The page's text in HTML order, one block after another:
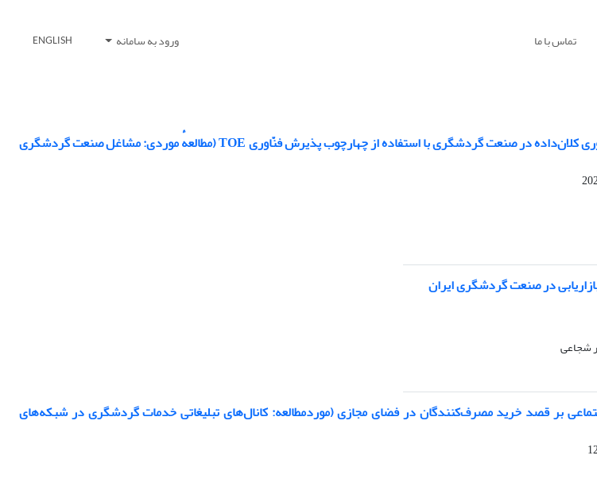
تماس با ما ورود به سامانه ENGLISH
بررسی تأثیر عوامل مؤثر در پذیرش فنّاوری کلان‌داده در صنعت گردشگری با استفاده از چهارچوب پذیرش فنّاوری TOE (مطالعهٔ موردی: مشاغل صنعت گردشگری
در صنعت گردشگری ایران
شجاعی
بر قصد خرید مصرف‌کنندگان در فضای مجازی (موردمطالعه: کانال‌های تبلیغاتی خدمات گردشگری در شبکه‌های